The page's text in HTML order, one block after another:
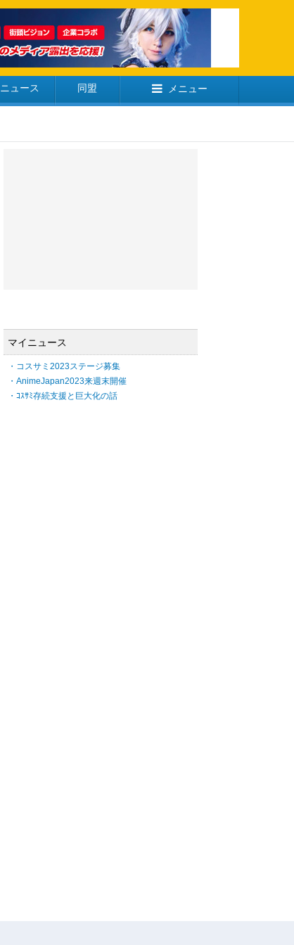
ニュース 同盟 メニュー
マイニュース
・コスサミ2023ステージ募集
・AnimeJapan2023来週末開催
・ｺｽｻﾐ存続支援と巨大化の話